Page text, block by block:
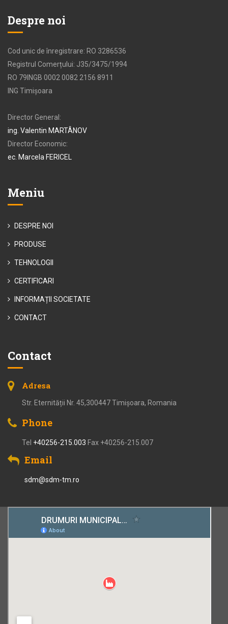
Despre noi
Cod unic de înregistrare: RO 3286536
Registrul Comerțului: J35/3475/1994
RO 79INGB 0002 0082 2156 8911
ING Timișoara
Director General:
ing. Valentin MARTÂNOV
Director Economic:
ec. Marcela FERICEL
Meniu
DESPRE NOI
PRODUSE
TEHNOLOGII
CERTIFICARI
INFORMAȚII SOCIETATE
CONTACT
Contact
Adresa
Str. Eternității Nr. 45,300447 Timișoara, Romania
Phone
Tel +40256-215.003 Fax +40256-215.007
Email
sdm@sdm-tm.ro